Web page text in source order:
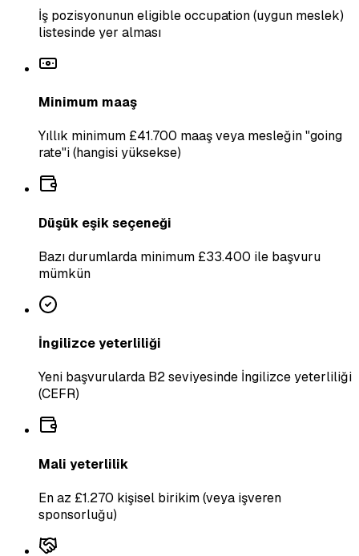
İş pozisyonunun eligible occupation (uygun meslek)
listesinde yer alması
Minimum maaş
Yıllık minimum £41.700 maaş veya mesleğin "going
rate"i (hangisi yüksekse)
Düşük eşik seçeneği
Bazı durumlarda minimum £33.400 ile başvuru
mümkün
İngilizce yeterliliği
Yeni başvurularda B2 seviyesinde İngilizce yeterliliği
(CEFR)
Mali yeterlilik
En az £1.270 kişisel birikim (veya işveren
sponsorluğu)